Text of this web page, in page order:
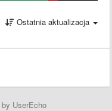
Ostatnia aktualizacja
by UserEcho